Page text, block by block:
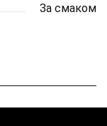
За смаком